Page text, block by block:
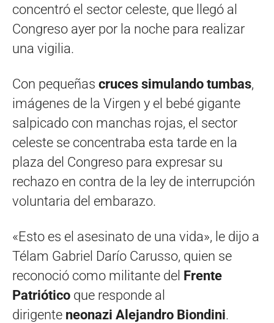
concentró el sector celeste, que llegó al
Congreso ayer por la noche para realizar
una vigilia.
Con pequeñas cruces simulando tumbas,
imágenes de la Virgen y el bebé gigante
salpicado con manchas rojas, el sector
celeste se concentraba esta tarde en la
plaza del Congreso para expresar su
rechazo en contra de la ley de interrupción
voluntaria del embarazo.
«Esto es el asesinato de una vida», le dijo a
Télam Gabriel Darío Carusso, quien se
reconoció como militante del Frente
Patriótico que responde al
dirigente neonazi Alejandro Biondini.